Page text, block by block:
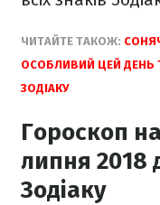
ЧИТАЙТЕ ТАКОЖ:
ОСОБЛИВИЙ ЦЕЙ ДЕНЬ
ЗОДІАКУ
Гороскоп
липня 2018
Зодіаку